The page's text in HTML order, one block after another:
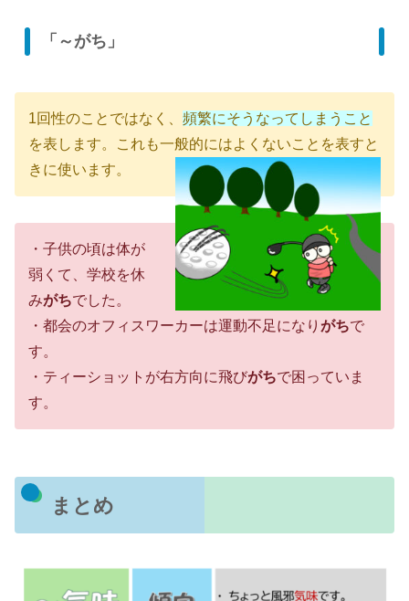
「～がち」
1回性のことではなく、 頻繁にそうなってしまうこと
を表します。これも一般的にはよくないことを表すと
きに使います。
・子供の頃は体が
弱くて、学校を休
みがちでした。
・都会のオフィスワーカーは運動不足になり がちで
す。
・ティーショットが右方向に飛びがちで困っていま
す。
まとめ